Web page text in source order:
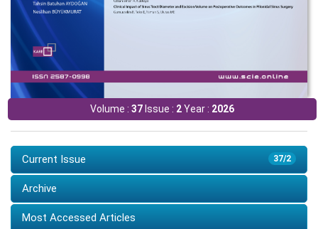
Volume : 37Issue : 2Year : 2026
37/2
Current Issue
Archive
Most Accessed Articles